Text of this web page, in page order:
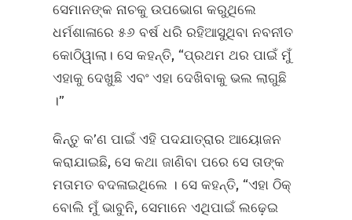
ସେମାନଙ୍କ ନାଚକୁ ଉପଭୋଗ କରୁଥିଲେ
ଧର୍ମଶାଳାରେ ୫୬ ବର୍ଷ ଧରି ରହିଆସୁଥିବା ନବନୀତ
କୋଠିୱାଲା। ସେ କହନ୍ତି, “ପ୍ରଥମ ଥର ପାଇଁ ମୁଁ
ଏହାକୁ ଦେଖୁଛି ଏବଂ ଏହା ଦେଖିବାକୁ ଭଲ ଲାଗୁଛି
।”
କିନ୍ତୁ କ’ଣ ପାଇଁ ଏହି ପଦଯାତ୍ରାର ଆୟୋଜନ
କରାଯାଇଛି, ସେ କଥା ଜାଣିବା ପରେ ସେ ତାଙ୍କ
ମତାମତ ବଦଳାଇଥିଲେ । ସେ କହନ୍ତି, “ଏହା ଠିକ୍
ବୋଲି ମୁଁ ଭାବୁନି, ସେମାନେ ଏଥିପାଇଁ ଲଢ଼େଇ